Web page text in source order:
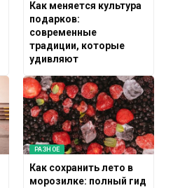
Как меняется культура
подарков:
современные
традиции, которые
удивляют
РАЗНОЕ
Как сохранить лето в
морозилке: полный гид